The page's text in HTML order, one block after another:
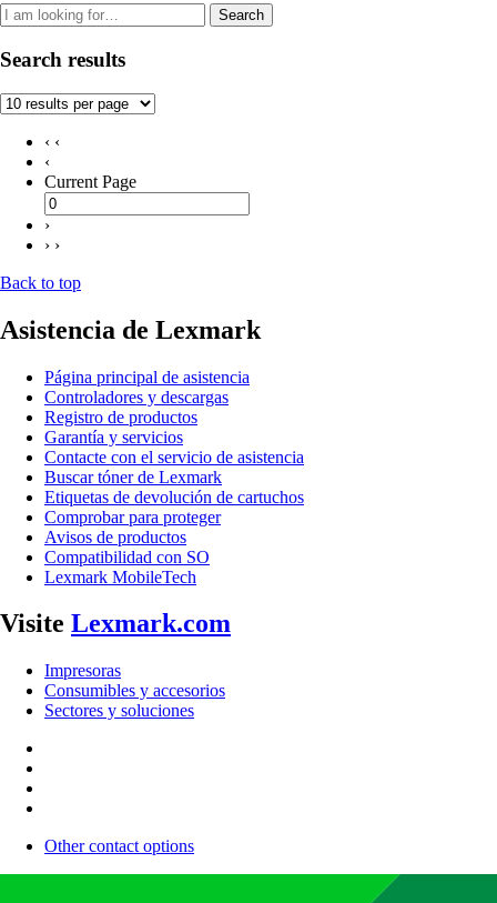
Search
Search results
‹ ‹
‹
Current Page
›
› ›
Back to top
Asistencia de Lexmark
Página principal de asistencia
Controladores y descargas
Registro de productos
Garantía y servicios
Contacte con el servicio de asistencia
Buscar tóner de Lexmark
Etiquetas de devolución de cartuchos
Comprobar para proteger
Avisos de productos
Compatibilidad con SO
Lexmark MobileTech
Visite Lexmark.com
Impresoras
Consumibles y accesorios
Sectores y soluciones
Other contact options